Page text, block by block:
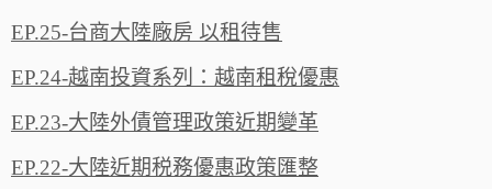
EP.25-台商大陸廠房 以租待售
EP.24-越南投資系列：越南租稅優惠
EP.23-大陸外債管理政策近期變革
EP.22-大陸近期税務優惠政策匯整